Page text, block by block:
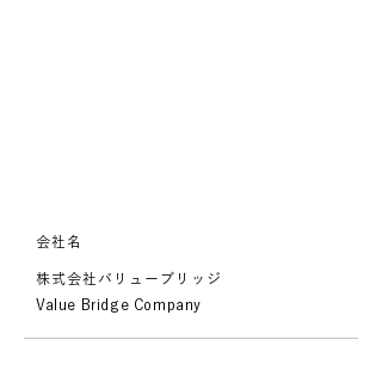
会社名
株式会社バリューブリッジ
Value Bridge Company